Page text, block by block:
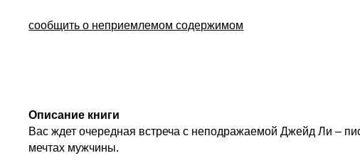
сообщить о неприемлемом содержимом
Описание книги
Вас ждет очередная встреча с неподражаемой Джейд Ли –
мечтах мужчины.